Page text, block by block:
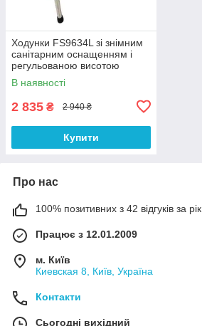
Ходунки FS9634L зі знімним
санітарним оснащенням і
регульованою висотою
В наявності
2 835 ₴ 2 940 ₴
Купити
Про нас
100% позитивних з 42 відгуків за рік
Працює з 12.01.2009
м. Київ
Киевская 8, Київ, Україна
Контакти
Сьогодні вихідний